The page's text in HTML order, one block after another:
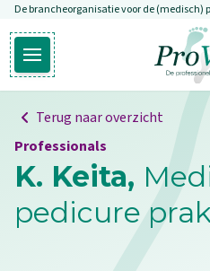
Overslaan en naar de inhoud
De brancheorganisatie voor de (medisch)
Open hoofdmenu
Ga naar
Terug naar overzicht
Professionals
K. Keita,
pedicure